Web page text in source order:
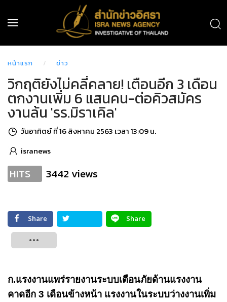
หน้าแรก ข่าว
วิกฤติยังไม่คลี่คลาย! เตือนอีก 3 เดือน
ตกงานเพิ่ม 6 แสนคน-ต่อคิวสมัคร
งานล้น 'รร.มิราเคิล'
วันอาทิตย์ ที่ 16 สิงหาคม 2563 เวลา 13:09 น.
isranews
HITS 3442 views
Share
Share
ก.แรงงานแพร่รายงานระบบเตือนภัยด้านแรงงาน
คาดอีก 3 เดือนข้างหน้า แรงงานในระบบว่างงานเพิ่ม